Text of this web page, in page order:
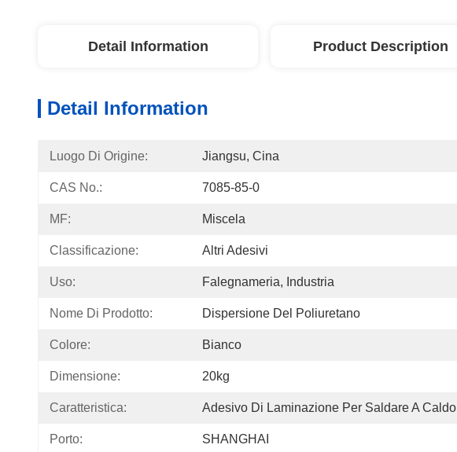
Detail Information Product Description
Detail Information
Luogo Di Origine: Jiangsu, Cina
CAS No.: 7085-85-0
MF: Miscela
Classificazione: Altri Adesivi
Uso: Falegnameria, Industria
Nome Di Prodotto: Dispersione Del Poliuretano
Colore: Bianco
Dimensione: 20kg
Caratteristica: Adesivo Di Laminazione Per Saldare A Caldo
Porto: SHANGHAI